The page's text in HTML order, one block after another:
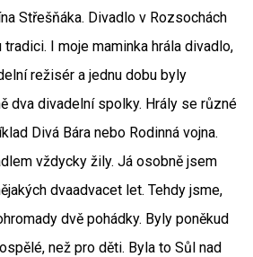
Střešňáka. Divadlo v Rozsochách
I moje maminka hrála divadlo,
režisér a jednu dobu byly
dva divadelní spolky. Hrály se různé
Divá Bára nebo Rodinná vojna.
vždycky žily. Já osobně jsem
dvaadvacet let. Tehdy jsme,
dvě pohádky. Byly poněkud
než pro děti. Byla to Sůl nad